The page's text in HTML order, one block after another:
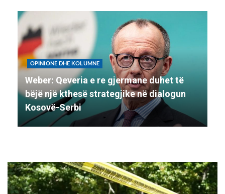
OPINIONE DHE KOLUMNE
Weber: Qeveria e re gjermane duhet të
bëjë një kthesë strategjike në dialogun
Kosovë-Serbi